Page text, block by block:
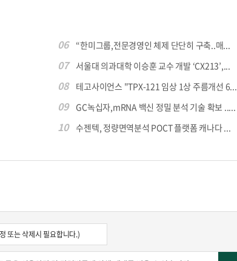
06 “한미그룹,전문경영인 체제 단단히 구축..매...
07 서울대 의과대학 이승훈 교수 개발 ‘CX213’,...
08 테고사이언스 "TPX-121 임상 1상 주름개선 6...
09 GC녹십자,mRNA 백신 정밀 분석 기술 확보 .....
10 수젠텍, 정량면역분석 POCT 플랫폼 캐나다 ...
안현정의 컬쳐포커스